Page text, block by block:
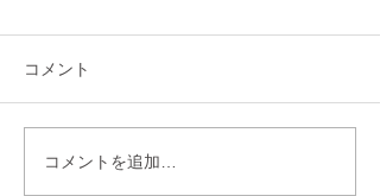
コメント
コメントを追加…